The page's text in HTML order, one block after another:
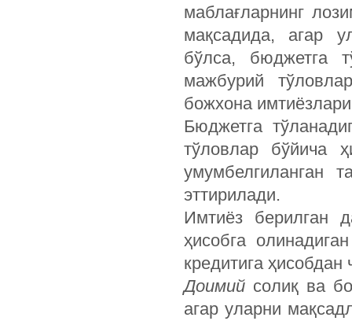
маблағларнинг
мақсадида, агар
бўлса, бюджетга
мажбурий
божхона
Бюджетга
тўловлар бўйича
умумбелгиланган
эттирилади.
Имтиёз берилган
ҳисобга
кредитига ҳисобдан
Доимий солиқ ва
агар уларни